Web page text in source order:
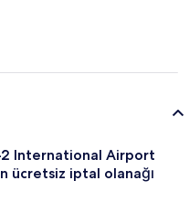
2 International Airport
ücretsiz iptal olanağı